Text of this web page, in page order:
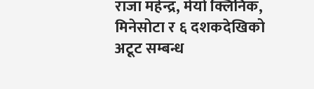
राजा महेन्द्र, मेयो क्लिनिक,
मिनेसोटा र ६ दशकदेखिको
अटूट सम्बन्ध